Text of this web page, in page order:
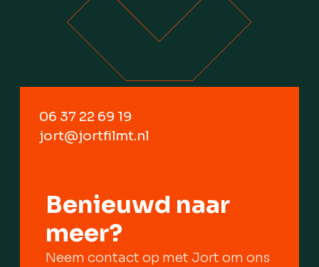
Benieuwd naar
meer?
Neem contact op met Jort om ons
06 37 22 69 19
jort@jortfilmt.nl